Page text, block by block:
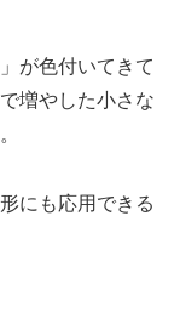
が色付いてきて
増やした小さな
にも応用できる